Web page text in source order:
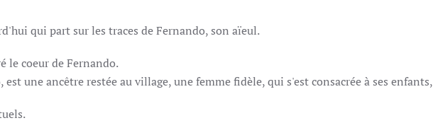
qui part sur les traces de Fernando, son aïeul.
le coeur de Fernando.
une ancêtre restée au village, une femme fidèle, qui s'est consacrée à ses enfants,